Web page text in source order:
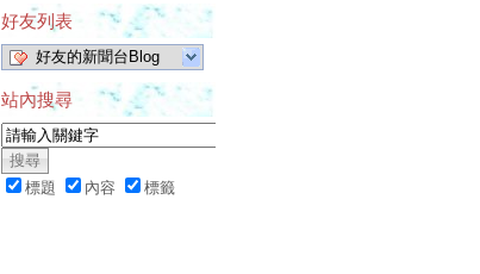
好友列表
好友的新聞台Blog
站內搜尋
標題 內容 標籤